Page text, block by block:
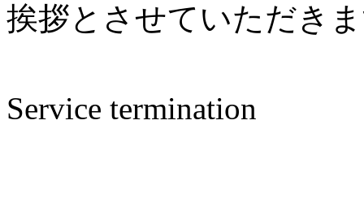
挨拶とさせていただき
Service termination